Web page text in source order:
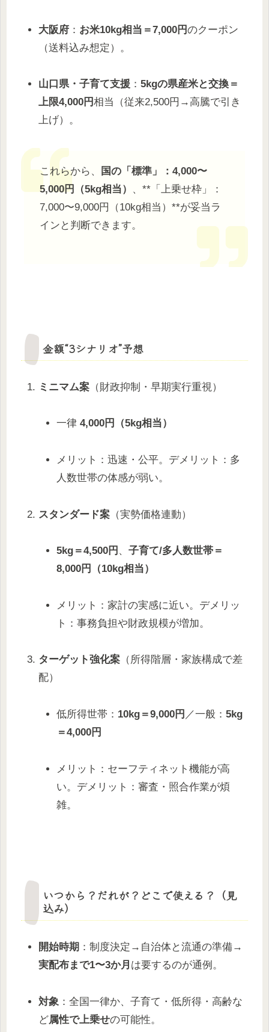
大阪府 ： お米10kg相当＝7,000円のクーポン
（送料込み想定）。
山口県・子育て支援 ：5kgの県産米と交換＝
上限4,000円相当（従来2,500円→高騰で引き
上げ）。
これらから、
国の「標準」：4,000〜
5,000円（5kg相当）
、**「上乗せ枠」：
7,000〜9,000円（10kg相当）**が妥当ラ
インと判断できます。
金額“3シナリオ”予想
ミニマム案 （財政抑制・早期実行重視）
一律 4,000円（5kg相当）
メリット：迅速・公平。デメリット：多
人数世帯の体感が弱い。
スタンダード案 （実勢価格連動）
5kg＝4,500円 、 子育て/多人数世帯＝
8,000円（10kg相当）
メリット：家計の実感に近い。デメリッ
ト：事務負担や財政規模が増加。
ターゲット強化案 （所得階層・家族構成で差
配）
低所得世帯： 10kg＝9,000円 ／一般： 5kg
＝4,000円
メリット：セーフティネット機能が高
い。デメリット：審査・照合作業が煩
雑。
いつから？だれが？どこで使える？（見
込み）
開始時期 ：制度決定→自治体と流通の準備→
実配布まで1〜3か月 は要するのが通例。
対象 ：全国一律か、子育て・低所得・高齢な
ど属性で上乗せの可能性。